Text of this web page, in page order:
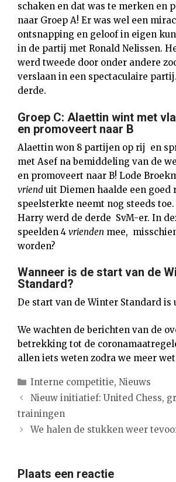
schaken en dat was te merken en
naar Groep A! Er was wel een
ontsnapping en geloof in eigen
in de partij met Ronald Nelissen.
werd tweede door onder andere
verslaan in een spectaculaire
derde.
Groep C: Alaettin wint met
en promoveert naar B
Alaettin won 8 partijen op rij en
met Asef na bemiddeling van de
en promoveert naar B! Lode
vriend uit Diemen haalde een goed
speelsterkte neemt nog steeds
Harry werd de derde SvM-er. In
speelden 4 vrienden mee,
worden?
Wanneer is de start van de
Standard?
De start van de Winter Standard is
We wachten de berichten van de
betrekking tot de
allen iets weten zodra we meer
Categorieën
Interne competitie, Nieuws
Nieuw initiatief: United Chess,
trainingen
We halen de stukken weer
Plaats een reactie